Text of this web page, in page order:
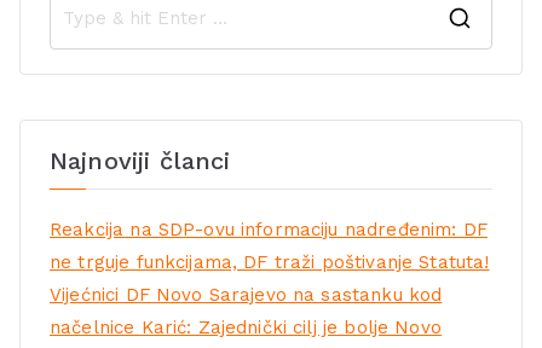
Najnoviji članci
Reakcija na SDP-ovu informaciju nadređenim: DF
ne trguje funkcijama, DF traži poštivanje Statuta!
Vijećnici DF Novo Sarajevo na sastanku kod
načelnice Karić: Zajednički cilj je bolje Novo